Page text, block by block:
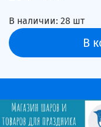
В наличии: 28 шт
В